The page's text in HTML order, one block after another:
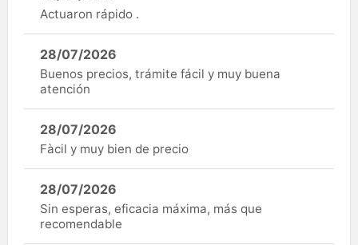
Actuaron rápido .
28/07/2026
Buenos precios, trámite fácil y muy buena
atención
28/07/2026
Fàcil y muy bien de precio
28/07/2026
Sin esperas, eficacia máxima, más que
recomendable